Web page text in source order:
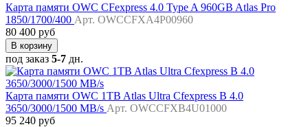
Карта памяти OWC CFexpress 4.0 Type A 960GB Atlas Pro
1850/1700/400 Арт. OWCCFXA4P00960
80 400 руб
В корзину
под заказ 5-7 дн.
Карта памяти OWC 1TB Atlas Ultra Cfexpress B 4.0
3650/3000/1500 MB/s Арт. OWCCFXB4U01000
95 240 руб